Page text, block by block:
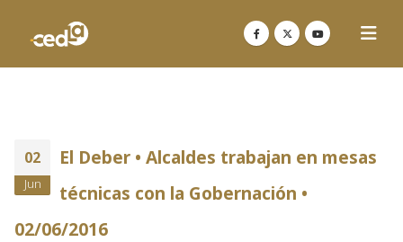
02
Jun
El Deber • Alcaldes trabajan en mesas
técnicas con la Gobernación •
02/06/2016